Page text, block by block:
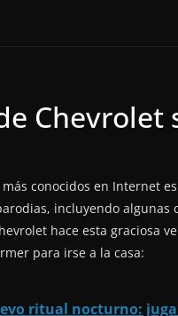
Chevrolet
conocidos en Internet
incluyendo
hace esta graciosa
para irse a la casa:
ritual nocturno: